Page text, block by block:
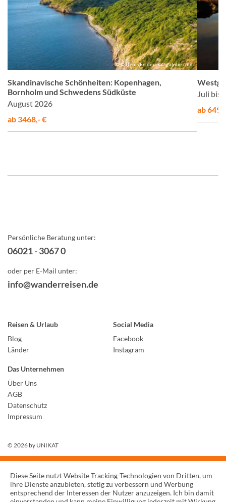
© © Denis Feldmann / Adobe.com
Skandinavische Schönheiten: Kopenhagen,
Bornholm und Schwedens Südküste
August 2026
ab 3468,- €
Juli bis
ab
Persönliche Beratung unter:
06021 - 3067 0
oder per E-Mail unter:
info@wanderreisen.de
Reisen & Urlaub
Blog
Länder
Social Media
Facebook
Instagram
Das Unternehmen
Über Uns
AGB
Datenschutz
Impressum
© 2026 by UNIKAT
Diese Seite nutzt Website Tracking-Technologien von Dritten, um
ihre Dienste anzubieten, stetig zu verbessern und Werbung
entsprechend der Interessen der Nutzer anzuzeigen. Ich bin damit